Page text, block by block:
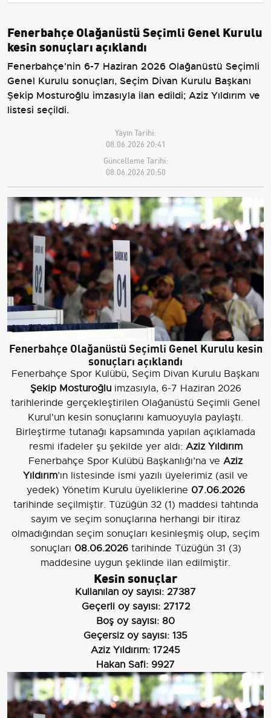
Fenerbahçe Olağanüstü Seçimli Genel Kurulu
kesin sonuçları açıklandı
Fenerbahçe'nin 6-7 Haziran 2026 Olağanüstü Seçimli
Genel Kurulu sonuçları, Seçim Divan Kurulu Başkanı
Şekip Mosturoğlu imzasıyla ilan edildi; Aziz Yıldırım ve
listesi seçildi.
Yayın Tarihi:
08.06.2026 20:41
Güncelleme Tarihi:
08.06.2026 20:50
Fenerbahçe Olağanüstü Seçimli Genel Kurulu kesin
sonuçları açıklandı
Fenerbahçe Spor Kulübü, Seçim Divan Kurulu Başkanı
Şekip Mosturoğluimzasıyla, 6-7 Haziran 2026
tarihlerinde gerçekleştirilen Olağanüstü Seçimli Genel
Kurul'un kesin sonuçlarını kamuoyuyla paylaştı.
Birleştirme tutanağı kapsamında yapılan açıklamada
resmi ifadeler şu şekilde yer aldı: Aziz Yıldırım
Fenerbahçe Spor Kulübü Başkanlığı’na ve Aziz
Yıldırım’ın listesinde ismi yazılı üyelerimiz (asil ve
yedek) Yönetim Kurulu üyeliklerine 07.06.2026
tarihinde seçilmiştir. Tüzüğün 32 (1) maddesi tahtında
sayım ve seçim sonuçlarına herhangi bir itiraz
olmadığından seçim sonuçları kesinleşmiş olup, seçim
sonuçları 08.06.2026tarihinde Tüzüğün 31 (3)
maddesine uygun şeklinde ilan edilmiştir.
Kesin sonuçlar
Kullanılan oy sayısı: 27387
Geçerli oy sayısı: 27172
Boş oy sayısı: 80
Geçersiz oy sayısı: 135
Aziz Yıldırım: 17245
Hakan Safi: 9927